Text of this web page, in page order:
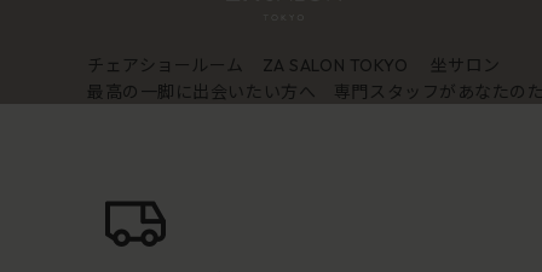
チェアショールーム ZA SALON TOKYO
坐サロン
最高の一脚に出会いたい方へ 専門スタッフがあなたの